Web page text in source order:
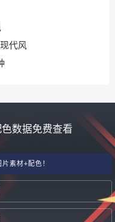
代风
数据免费查看
素材+配色！